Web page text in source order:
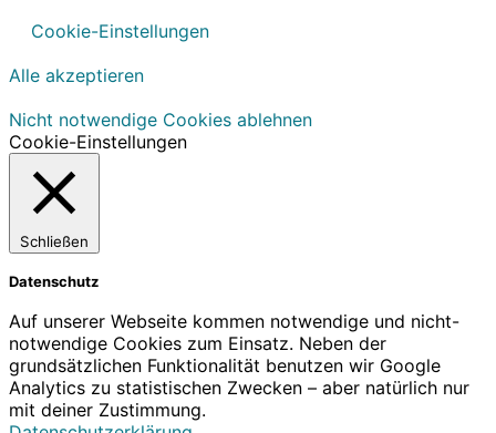
Cookie-Einstellungen
Alle akzeptieren
Nicht notwendige Cookies ablehnen
Cookie-Einstellungen
Schließen
Datenschutz
Auf unserer Webseite kommen notwendige und nicht-
notwendige Cookies zum Einsatz. Neben der
grundsätzlichen Funktionalität benutzen wir Google
Analytics zu statistischen Zwecken – aber natürlich nur
mit deiner Zustimmung.